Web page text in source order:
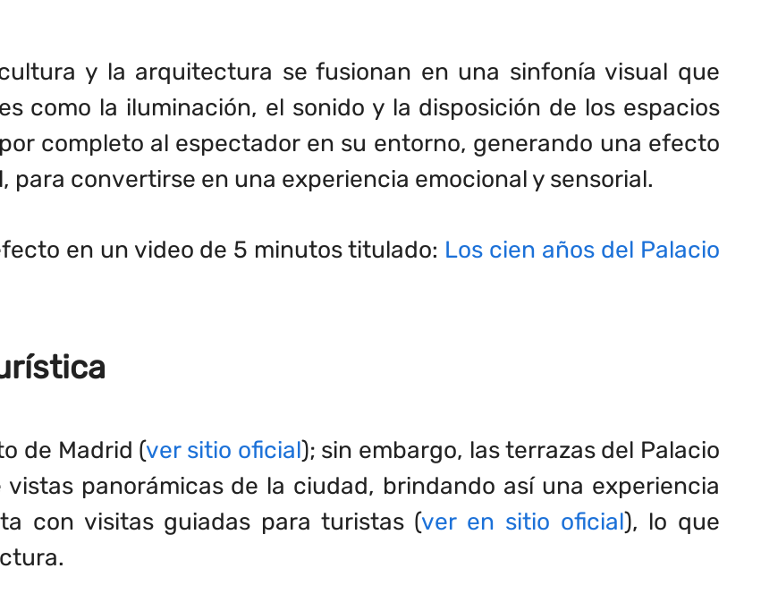
y la arquitectura se fusionan en una sinfonía visual que
como la iluminación, el sonido y la disposición de los espacios
completo al espectador en su entorno, generando una efecto
para convertirse en una experiencia emocional y sensorial.
en un video de 5 minutos titulado: Los cien años del Palacio
de Madrid (ver sitio oficial); sin embargo, las terrazas del Palacio
panorámicas de la ciudad, brindando así una experiencia
con visitas guiadas para turistas (ver en sitio oficial), lo que